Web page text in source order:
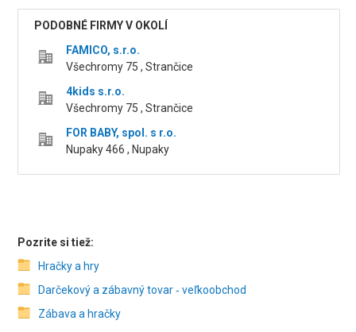
PODOBNÉ FIRMY V OKOLÍ
FAMICO, s.r.o.
Všechromy 75 , Strančice
4kids s.r.o.
Všechromy 75 , Strančice
FOR BABY, spol. s r.o.
Nupaky 466 , Nupaky
Pozrite si tiež:
Hračky a hry
Darčekový a zábavný tovar ‑ veľkoobchod
Zábava a hračky